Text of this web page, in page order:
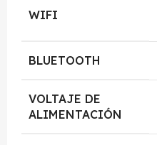
WIFI
BLUETOOTH
VOLTAJE DE
ALIMENTACIÓN